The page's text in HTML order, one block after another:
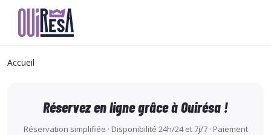
contenu
Accueil
Réservez en ligne grâce à Ouirésa !
Réservation simplifiée · Disponibilité 24h/24 et 7j/7 · Paiement